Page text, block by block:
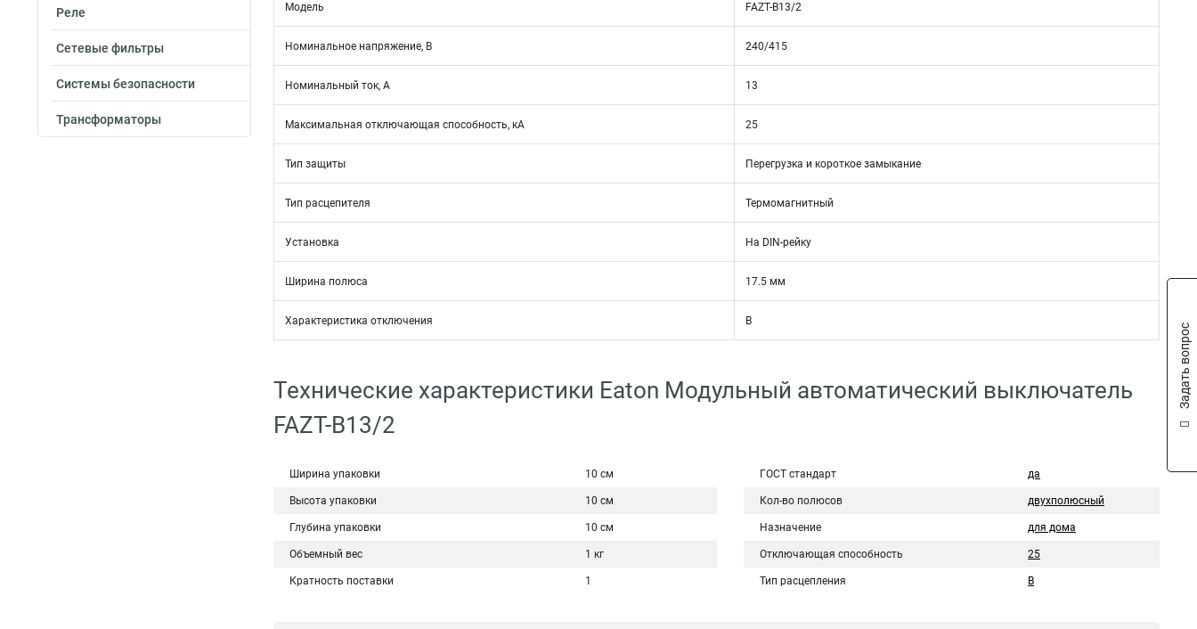
Реле
Сетевые фильтры
Системы безопасности
Трансформаторы
Модель FAZT-B13/2
Номинальное напряжение, В 240/415
Номинальный ток, А 13
Максимальная отключающая способность, кА 25
Тип защиты Перегрузка и короткое замыкание
Тип расцепителя Термомагнитный
Установка На DIN-рейку
Ширина полюса 17.5 мм
Характеристика отключения B
Технические характеристики Eaton Модульный автоматический выключатель
FAZT-B13/2
Ширина упаковки 10 см
Высота упаковки 10 см
Глубина упаковки 10 см
Объемный вес 1 кг
Кратность поставки 1
ГОСТ стандарт да
Кол-во полюсов двухполюсный
Назначение для дома
Отключающая способность 25
Тип расцепления B
Задать вопрос